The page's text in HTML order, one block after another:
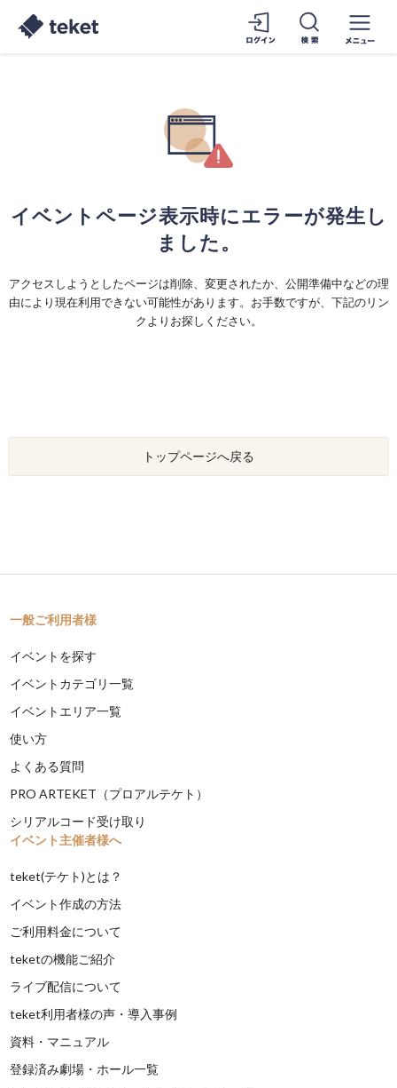
イベントページ表示時にエラーが発生し
ました。
アクセスしようとしたページは削除、変更されたか、公開準備中などの理
由により現在利用できない可能性があります。お手数ですが、下記のリン
クよりお探しください。
トップページへ戻る
一般ご利用者様
イベントを探す
イベントカテゴリ一覧
イベントエリア一覧
使い方
よくある質問
PRO ARTEKET（プロアルテケト）
シリアルコード受け取り
イベント主催者様へ
teket(テケト)とは？
イベント作成の方法
ご利用料金について
teketの機能ご紹介
ライブ配信について
teket利用者様の声・導入事例
資料・マニュアル
登録済み劇場・ホール一覧